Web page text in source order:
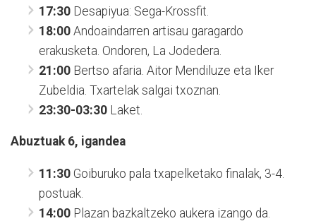
17:30 Desapiyua: Sega-Krossfit.
18:00 Andoaindarren artisau garagardo
erakusketa. Ondoren, La Jodedera.
21:00 Bertso afaria. Aitor Mendiluze eta Iker
Zubeldia. Txartelak salgai txoznan.
23:30-03:30 Laket.
Abuztuak 6, igandea
11:30 Goiburuko pala txapelketako finalak, 3-4.
postuak.
14:00 Plazan bazkaltzeko aukera izango da.